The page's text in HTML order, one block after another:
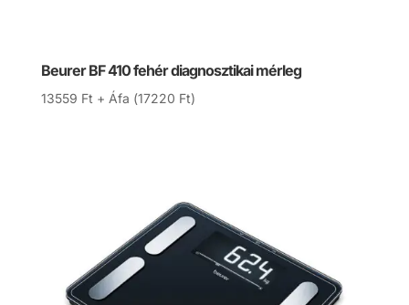
Beurer BF 410 fehér diagnosztikai mérleg
13559 Ft + Áfa (17220 Ft)